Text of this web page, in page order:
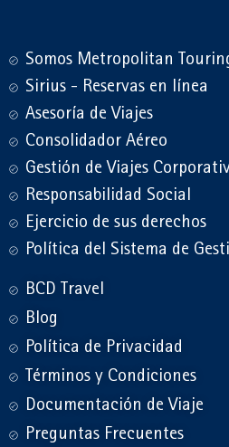
Somos Metropolitan
Sirius - Reservas en línea
Asesoría de Viajes
Consolidador Aéreo
Gestión de Viajes
Responsabilidad Social
Ejercicio de sus derechos
Política del Sistema de
BCD Travel
Blog
Política de Privacidad
Términos y Condiciones
Documentación de Viaje
Preguntas Frecuentes